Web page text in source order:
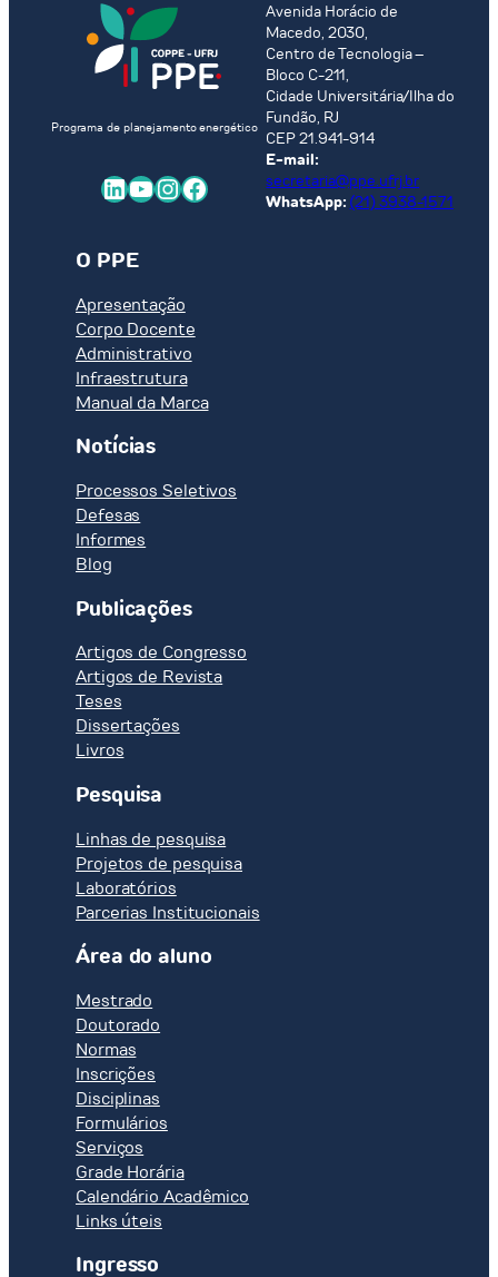
Programa de planejamento energético
LinkedIn Youtube InstagramFacebook
Avenida Horácio de
Macedo, 2030,
Centro de Tecnologia –
Bloco C-211,
Cidade Universitária/Ilha do
Fundão, RJ
CEP 21.941-914
E-mail:
secretaria@ppe.ufrj.br
WhatsApp: (21) 3938-1571
O PPE
Apresentação
Corpo Docente
Administrativo
Infraestrutura
Manual da Marca
Notícias
Processos Seletivos
Defesas
Informes
Blog
Publicações
Artigos de Congresso
Artigos de Revista
Teses
Dissertações
Livros
Pesquisa
Linhas de pesquisa
Projetos de pesquisa
Laboratórios
Parcerias Institucionais
Área do aluno
Mestrado
Doutorado
Normas
Inscrições
Disciplinas
Formulários
Serviços
Grade Horária
Calendário Acadêmico
Links úteis
Ingresso